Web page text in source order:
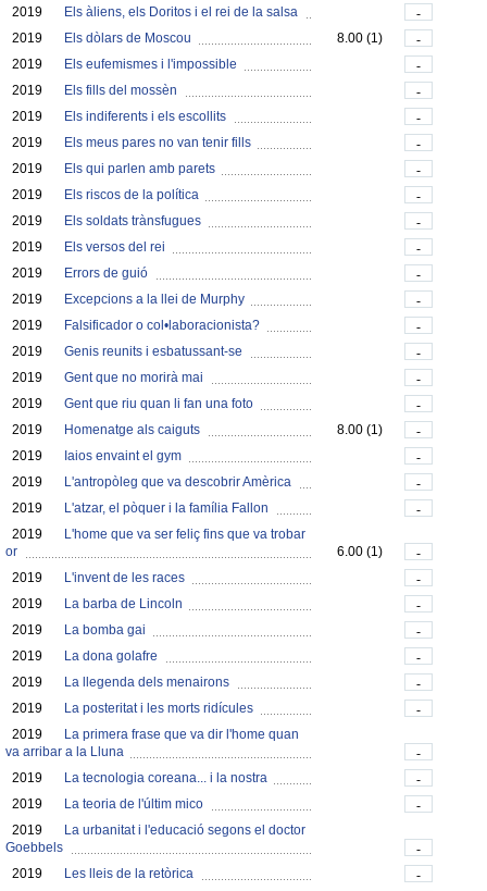
2019
Els àliens, els Doritos i el rei de la salsa
-
2019
Els dòlars de Moscou 8.00 (1)
-
2019
Els eufemismes i l'impossible
-
2019
Els fills del mossèn
-
2019
Els indiferents i els escollits
-
2019
Els meus pares no van tenir fills
-
2019
Els qui parlen amb parets
-
2019
Els riscos de la política
-
2019
Els soldats trànsfugues
-
2019
Els versos del rei
-
2019
Errors de guió
-
2019
Excepcions a la llei de Murphy
-
2019
Falsificador o col•laboracionista?
-
2019
Genis reunits i esbatussant-se
-
2019
Gent que no morirà mai
-
2019
Gent que riu quan li fan una foto
-
2019
Homenatge als caiguts 8.00 (1)
-
2019
Iaios envaint el gym
-
2019
L'antropòleg que va descobrir Amèrica
-
2019
L'atzar, el pòquer i la família Fallon
-
2019
L'home que va ser feliç fins que va trobar
or
6.00 (1)
-
2019
L'invent de les races
-
2019
La barba de Lincoln
-
2019
La bomba gai
-
2019
La dona golafre
-
2019
La llegenda dels menairons
-
2019
La posteritat i les morts ridícules
-
2019
La primera frase que va dir l'home quan
va arribar a la Lluna
-
2019
La tecnologia coreana... i la nostra
-
2019
La teoria de l'últim mico
-
2019
La urbanitat i l'educació segons el doctor
Goebbels
-
2019
Les lleis de la retòrica
-